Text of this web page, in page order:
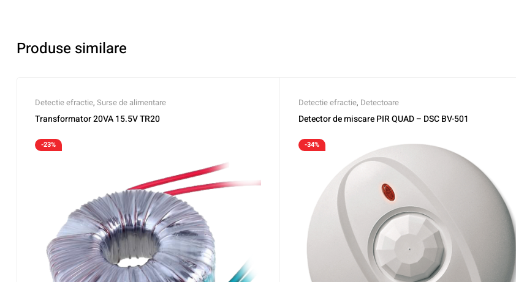
Produse similare
Detectie efractie, Surse de alimentare
Transformator 20VA 15.5V TR20
-23%
Detectie efractie, Detectoare
Detector de miscare PIR QUAD – DSC BV-501
-34%